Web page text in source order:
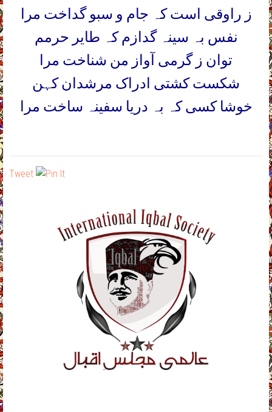
ز راوقی است کہ جام و سبو گداخت مرا
نفس بہ سینہ گدازم کہ طایر حرمم
توان ز گرمی آواز من شناخت مرا
شکست کشتی ادراک مرشدان کہن
خوشا کسی کہ بہ دریا سفینہ ساخت مرا
Tweet